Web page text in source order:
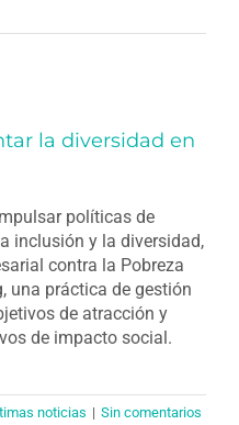
la diversidad en
políticas de
inclusión y la diversidad,
contra la Pobreza
una práctica de gestión
de atracción y
de impacto social.
noticias | Sin comentarios